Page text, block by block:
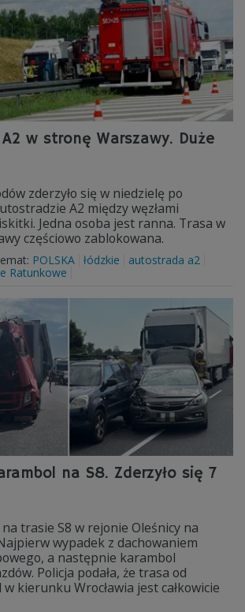
w stronę Warszawy. Duże
zderzyło się w niedzielę po
A2 między węzłami
Jedna osoba jest ranna. Trasa w
częściowo zablokowana.
POLSKA łódzkie
autostrada a2
Ratunkowe
na S8. Zderzyło się 7
trasie S8 w rejonie Oleśnicy na
wypadek z dachowaniem
a następnie karambol
Policja podała, że trasa od
w kierunku Wrocławia jest całkowicie